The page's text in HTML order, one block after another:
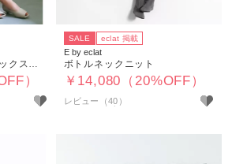
オーガンジー裏配色タックスカート
）
SALE eclat 掲載
E by eclat
ボトルネックニット
￥14,080（20%OFF）
レビュー（40）